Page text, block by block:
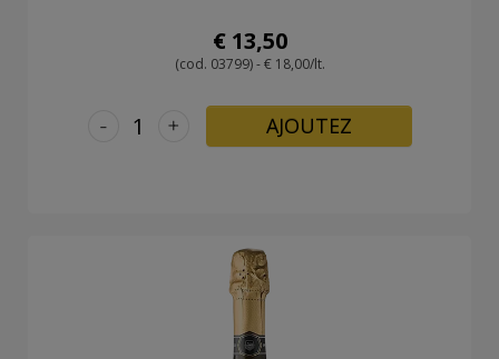
€ 13,50
(cod. 03799) - € 18,00/lt.
+
- AJOUTEZ